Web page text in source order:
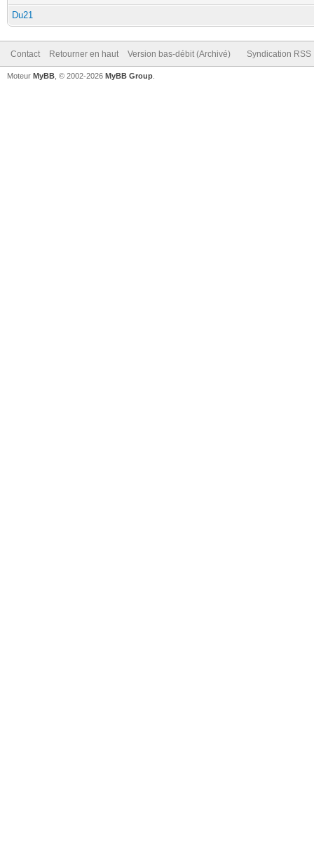
Du21
Contact Retourner en haut Version bas-débit (Archivé) Syndication RSS
Moteur MyBB , © 2002-2026 MyBB Group